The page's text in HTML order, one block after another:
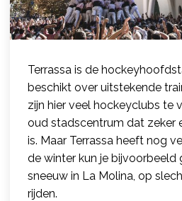
Terrassa is de
beschikt over uitstekende
zijn hier veel hockeyclubs te
oud stadscentrum dat zeker
is. Maar Terrassa heeft nog
de winter kun je bijvoorbeeld
sneeuw in La Molina, op
rijden.